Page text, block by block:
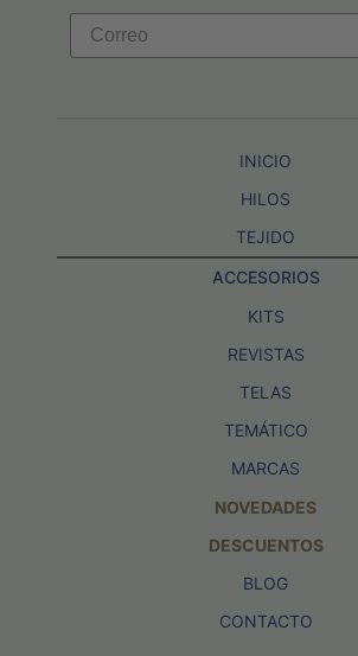
INICIO
HILOS
TEJIDO
ACCESORIOS
KITS
REVISTAS
TELAS
TEMÁTICO
MARCAS
NOVEDADES
DESCUENTOS
BLOG
CONTACTO